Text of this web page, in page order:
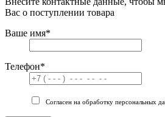
Вас о поступлении товара
Ваше имя*
Телефон*
Согласен на обработку персональных